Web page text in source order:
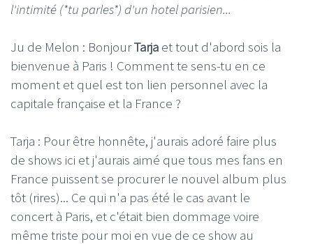
l'intimité (*tu parles*) d'un hotel parisien...
Ju de Melon : BonjourTarja et tout d'abord sois la
bienvenue à Paris ! Comment te sens-tu en ce
moment et quel est ton lien personnel avec la
capitale française et la France ?
Tarja : Pour être honnête, j'aurais adoré faire plus
de shows ici et j'aurais aimé que tous mes fans en
France puissent se procurer le nouvel album plus
tôt (rires)... Ce qui n'a pas été le cas avant le
concert à Paris, et c'était bien dommage voire
même triste pour moi en vue de ce show au